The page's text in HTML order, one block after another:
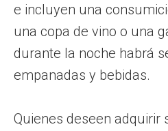
e incluyen una
una copa de vino o una
durante la noche habrá
empanadas y bebidas.
Quienes deseen adquirir